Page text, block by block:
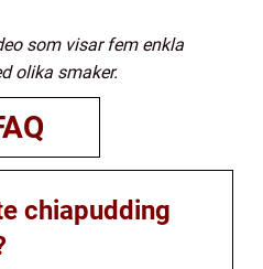
som visar fem enkla
olika smaker.
chiapudding